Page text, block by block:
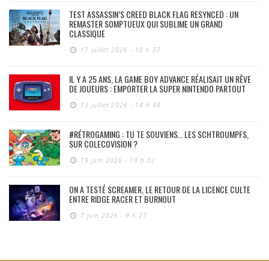
TEST ASSASSIN’S CREED BLACK FLAG RESYNCED : UN
REMASTER SOMPTUEUX QUI SUBLIME UN GRAND
CLASSIQUE
17 juillet 2026 - 10 h 37
IL Y A 25 ANS, LA GAME BOY ADVANCE RÉALISAIT UN RÊVE
DE JOUEURS : EMPORTER LA SUPER NINTENDO PARTOUT
13 juillet 2026 - 14 h 48
#RÉTROGAMING : TU TE SOUVIENS… LES SCHTROUMPFS,
SUR COLECOVISION ?
19 juin 2026 - 19 h 02
ON A TESTÉ SCREAMER, LE RETOUR DE LA LICENCE CULTE
ENTRE RIDGE RACER ET BURNOUT
7 juin 2026 - 9 h 27